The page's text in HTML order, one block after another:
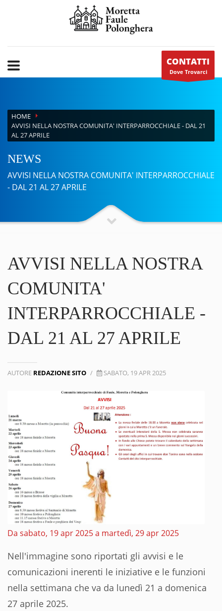
CONTATTI
Dove Trovarci
HOME
AVVISI NELLA NOSTRA COMUNITA' INTERPARROCCHIALE - DAL 21
AL 27 APRILE
NEWS
AVVISI NELLA NOSTRA COMUNITA' INTERPARROCCHIALE
- DAL 21 AL 27 APRILE
AVVISI NELLA NOSTRA
COMUNITA'
INTERPARROCCHIALE -
DAL 21 AL 27 APRILE
AUTORE REDAZIONE SITO / SABATO, 19 APR 2025
Da sabato, 19 apr 2025 a martedì, 29 apr 2025
Nell'immagine sono riportati gli avvisi e le
comunicazioni inerenti le iniziative e le funzioni
nella settimana che va da lunedì 21 a domenica
27 aprile 2025.